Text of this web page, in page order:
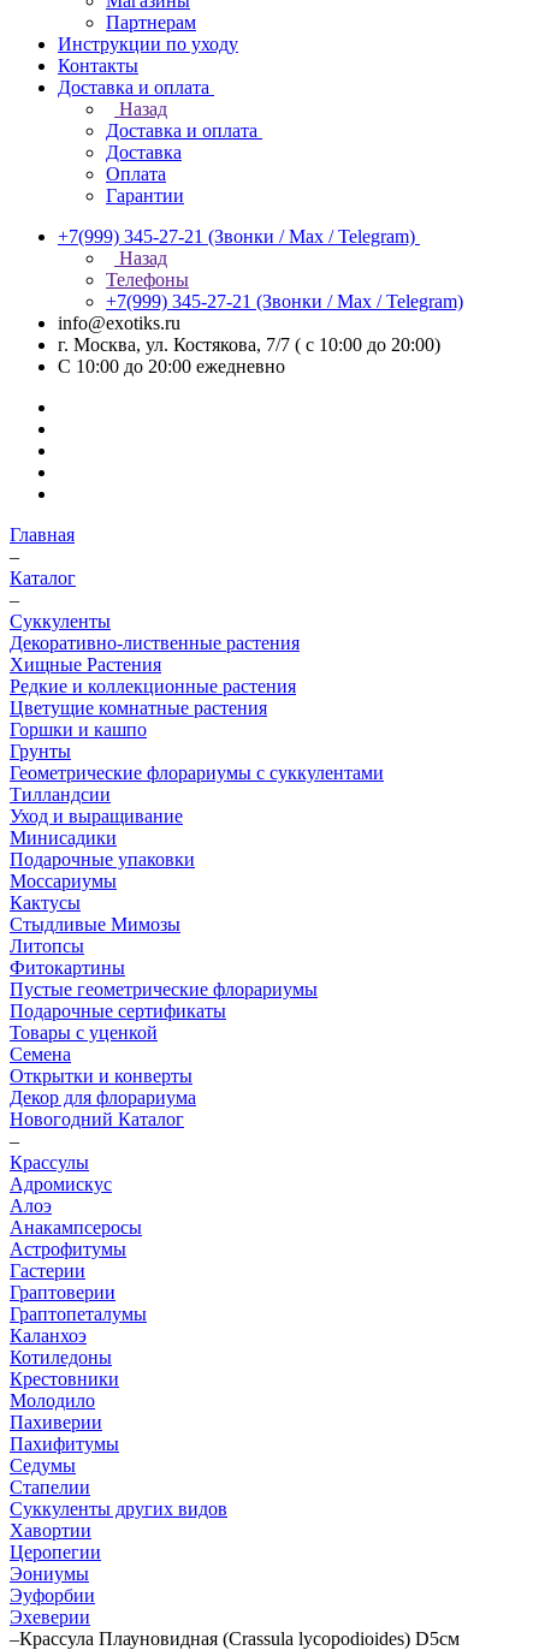
Партнерам
Инструкции по уходу
Контакты
Доставка и оплата
Назад
Доставка и оплата
Доставка
Оплата
Гарантии
+7(999) 345-27-21 (Звонки / Max / Telegram)
Назад
Телефоны
+7(999) 345-27-21 (Звонки / Max / Telegram)
info@exotiks.ru
г. Москва, ул. Костякова, 7/7 ( с 10:00 до 20:00)
С 10:00 до 20:00 ежедневно
Главная
–
Каталог
–
Суккуленты
Декоративно-лиственные растения
Хищные Растения
Редкие и коллекционные растения
Цветущие комнатные растения
Горшки и кашпо
Грунты
Геометрические флорариумы с суккулентами
Тилландсии
Уход и выращивание
Минисадики
Подарочные упаковки
Моссариумы
Кактусы
Стыдливые Мимозы
Литопсы
Фитокартины
Пустые геометрические флорариумы
Подарочные сертификаты
Товары с уценкой
Семена
Открытки и конверты
Декор для флорариума
Новогодний Каталог
–
Крассулы
Адромискус
Алоэ
Анакампсеросы
Астрофитумы
Гастерии
Граптоверии
Граптопеталумы
Каланхоэ
Котиледоны
Крестовники
Молодило
Пахиверии
Пахифитумы
Седумы
Стапелии
Суккуленты других видов
Хавортии
Церопегии
Эониумы
Эуфорбии
Эхеверии
–Крассула Плауновидная (Crassula lycopodioides) D5см